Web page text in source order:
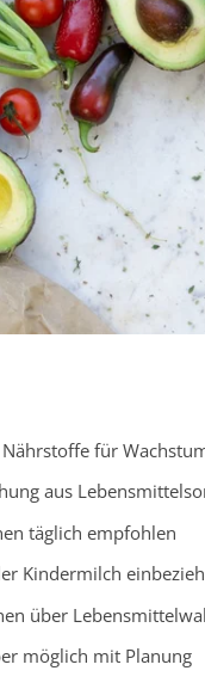
für
aus
täglich empfohlen
Kindermilch
über
möglich mit Planung